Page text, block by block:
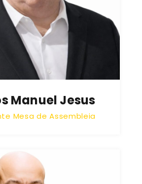
Manuel Jesus
Mesa de Assembleia